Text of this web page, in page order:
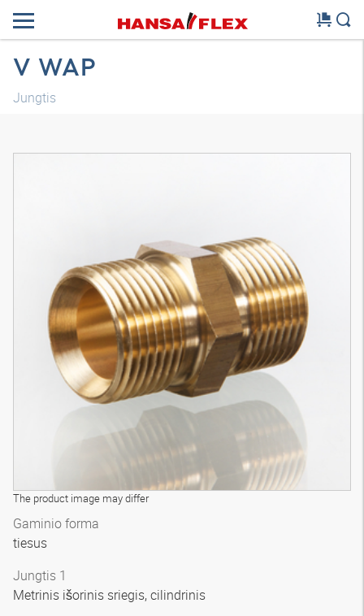
V WAP
Jungtis
The product image may differ
Gaminio forma
tiesus
Jungtis 1
Metrinis išorinis sriegis, cilindrinis